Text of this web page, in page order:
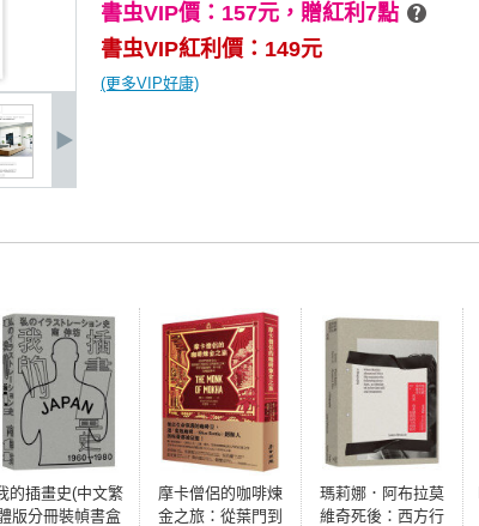
書虫VIP價：157元， 贈紅利7點
書虫VIP紅利價：149元
(更多VIP好康)
的插畫史(中文繁
版分冊裝幀書盒
摩卡僧侶的咖啡煉
金之旅：從葉門到
瑪莉娜．阿布拉莫
維奇死後：西方行